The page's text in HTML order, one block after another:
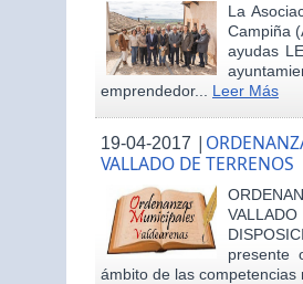
La
Campiña
ayudas
emprendedor... Leer Más
19-04-2017 |
VALLADO DE TERRENOS
presente
ámbito de las